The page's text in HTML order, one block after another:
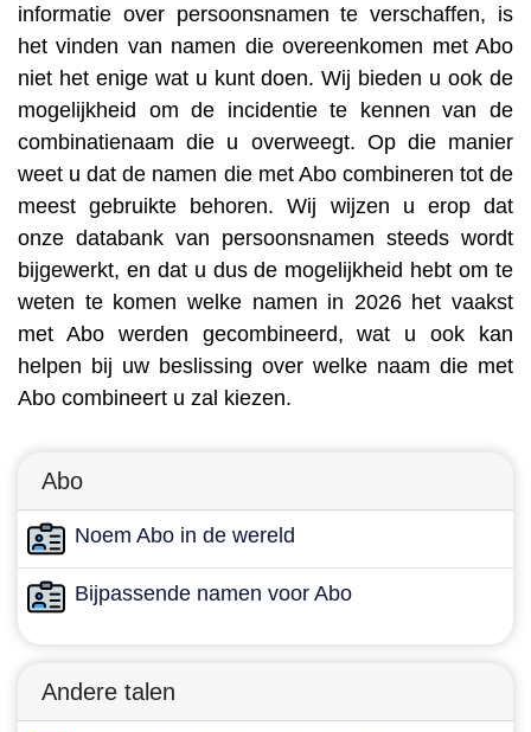
informatie over persoonsnamen te verschaffen, is
het vinden van namen die overeenkomen met Abo
niet het enige wat u kunt doen. Wij bieden u ook de
mogelijkheid om de incidentie te kennen van de
combinatienaam die u overweegt. Op die manier
weet u dat de namen die met Abo combineren tot de
meest gebruikte behoren. Wij wijzen u erop dat
onze databank van persoonsnamen steeds wordt
bijgewerkt, en dat u dus de mogelijkheid hebt om te
weten te komen welke namen in 2026 het vaakst
met Abo werden gecombineerd, wat u ook kan
helpen bij uw beslissing over welke naam die met
Abo combineert u zal kiezen.
Abo
Noem Abo in de wereld
Bijpassende namen voor Abo
Andere talen